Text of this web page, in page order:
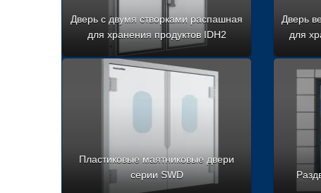
Дверь с двумя створками распашная
для хранения продуктов IDH2
Дверь
для
Пластиковые маятниковые двери
серии SWD